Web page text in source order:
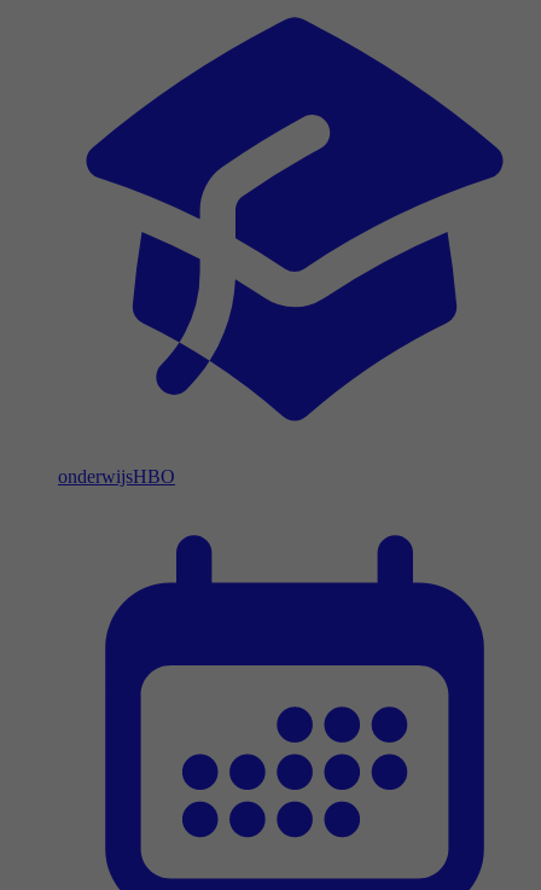
onderwijsHBO